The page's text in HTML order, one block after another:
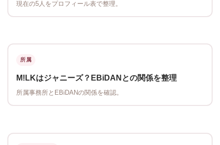
現在の5人をプロフィール表で整理。
所属
M!LKはジャニーズ？EBiDANとの関係を整理
所属事務所とEBiDANの関係を確認。